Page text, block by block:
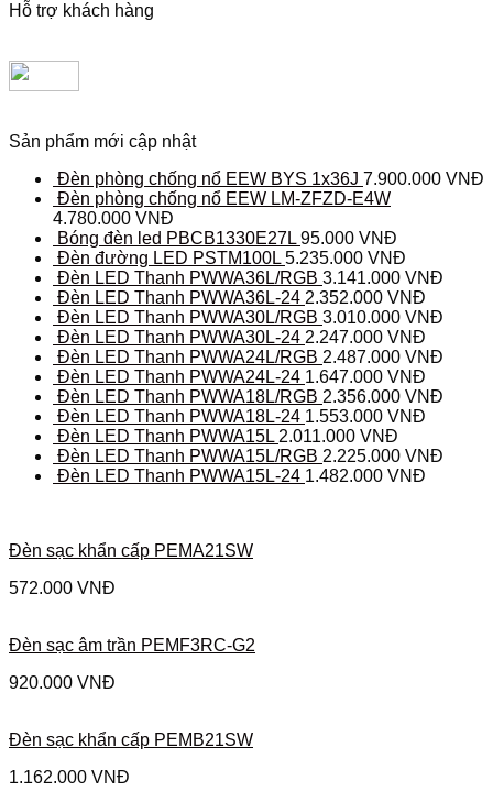
Hỗ trợ khách hàng
Sản phẩm mới cập nhật
Đèn phòng chống nổ EEW BYS 1x36J 7.900.000 VNĐ
Đèn phòng chống nổ EEW LM-ZFZD-E4W
4.780.000 VNĐ
Bóng đèn led PBCB1330E27L 95.000 VNĐ
Đèn đường LED PSTM100L 5.235.000 VNĐ
Đèn LED Thanh PWWA36L/RGB 3.141.000 VNĐ
Đèn LED Thanh PWWA36L-24 2.352.000 VNĐ
Đèn LED Thanh PWWA30L/RGB 3.010.000 VNĐ
Đèn LED Thanh PWWA30L-24 2.247.000 VNĐ
Đèn LED Thanh PWWA24L/RGB 2.487.000 VNĐ
Đèn LED Thanh PWWA24L-24 1.647.000 VNĐ
Đèn LED Thanh PWWA18L/RGB 2.356.000 VNĐ
Đèn LED Thanh PWWA18L-24 1.553.000 VNĐ
Đèn LED Thanh PWWA15L 2.011.000 VNĐ
Đèn LED Thanh PWWA15L/RGB 2.225.000 VNĐ
Đèn LED Thanh PWWA15L-24 1.482.000 VNĐ
Đèn sạc khẩn cấp PEMA21SW
572.000 VNĐ
Đèn sạc âm trần PEMF3RC-G2
920.000 VNĐ
Đèn sạc khẩn cấp PEMB21SW
1.162.000 VNĐ